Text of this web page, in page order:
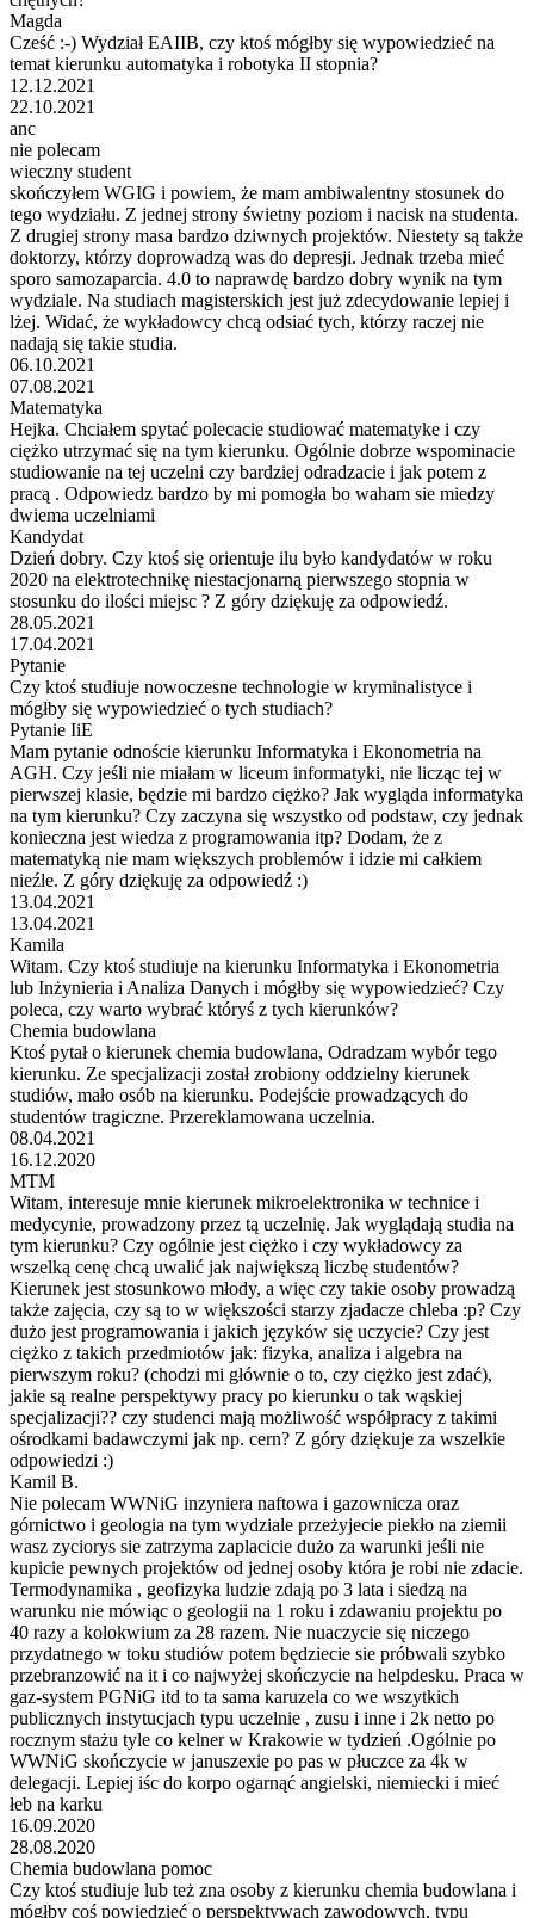
Magda
Cześć :-) Wydział EAIIB, czy ktoś mógłby się wypowiedzieć na
temat kierunku automatyka i robotyka II stopnia?
12.12.2021
22.10.2021
anc
nie polecam
wieczny student
skończyłem WGIG i powiem, że mam ambiwalentny stosunek do
tego wydziału. Z jednej strony świetny poziom i nacisk na studenta.
Z drugiej strony masa bardzo dziwnych projektów. Niestety są także
doktorzy, którzy doprowadzą was do depresji. Jednak trzeba mieć
sporo samozaparcia. 4.0 to naprawdę bardzo dobry wynik na tym
wydziale. Na studiach magisterskich jest już zdecydowanie lepiej i
lżej. Widać, że wykładowcy chcą odsiać tych, którzy raczej nie
nadają się takie studia.
06.10.2021
07.08.2021
Matematyka
Hejka. Chciałem spytać polecacie studiować matematyke i czy
ciężko utrzymać się na tym kierunku. Ogólnie dobrze wspominacie
studiowanie na tej uczelni czy bardziej odradzacie i jak potem z
pracą . Odpowiedz bardzo by mi pomogła bo waham sie miedzy
dwiema uczelniami
Kandydat
Dzień dobry. Czy ktoś się orientuje ilu było kandydatów w roku
2020 na elektrotechnikę niestacjonarną pierwszego stopnia w
stosunku do ilości miejsc ? Z góry dziękuję za odpowiedź.
28.05.2021
17.04.2021
Pytanie
Czy ktoś studiuje nowoczesne technologie w kryminalistyce i
mógłby się wypowiedzieć o tych studiach?
Pytanie IiE
Mam pytanie odnoście kierunku Informatyka i Ekonometria na
AGH. Czy jeśli nie miałam w liceum informatyki, nie licząc tej w
pierwszej klasie, będzie mi bardzo ciężko? Jak wygląda informatyka
na tym kierunku? Czy zaczyna się wszystko od podstaw, czy jednak
konieczna jest wiedza z programowania itp? Dodam, że z
matematyką nie mam większych problemów i idzie mi całkiem
nieźle. Z góry dziękuję za odpowiedź :)
13.04.2021
13.04.2021
Kamila
Witam. Czy ktoś studiuje na kierunku Informatyka i Ekonometria
lub Inżynieria i Analiza Danych i mógłby się wypowiedzieć? Czy
poleca, czy warto wybrać któryś z tych kierunków?
Chemia budowlana
Ktoś pytał o kierunek chemia budowlana, Odradzam wybór tego
kierunku. Ze specjalizacji został zrobiony oddzielny kierunek
studiów, mało osób na kierunku. Podejście prowadzących do
studentów tragiczne. Przereklamowana uczelnia.
08.04.2021
16.12.2020
MTM
Witam, interesuje mnie kierunek mikroelektronika w technice i
medycynie, prowadzony przez tą uczelnię. Jak wyglądają studia na
tym kierunku? Czy ogólnie jest ciężko i czy wykładowcy za
wszelką cenę chcą uwalić jak największą liczbę studentów?
Kierunek jest stosunkowo młody, a więc czy takie osoby prowadzą
także zajęcia, czy są to w większości starzy zjadacze chleba :p? Czy
dużo jest programowania i jakich języków się uczycie? Czy jest
ciężko z takich przedmiotów jak: fizyka, analiza i algebra na
pierwszym roku? (chodzi mi głównie o to, czy ciężko jest zdać),
jakie są realne perspektywy pracy po kierunku o tak wąskiej
specjalizacji?? czy studenci mają możliwość współpracy z takimi
ośrodkami badawczymi jak np. cern? Z góry dziękuje za wszelkie
odpowiedzi :)
Kamil B.
Nie polecam WWNiG inzyniera naftowa i gazownicza oraz
górnictwo i geologia na tym wydziale przeżyjecie piekło na ziemii
wasz zyciorys sie zatrzyma zaplacicie dużo za warunki jeśli nie
kupicie pewnych projektów od jednej osoby która je robi nie zdacie.
Termodynamika , geofizyka ludzie zdają po 3 lata i siedzą na
warunku nie mówiąc o geologii na 1 roku i zdawaniu projektu po
40 razy a kolokwium za 28 razem. Nie nuaczycie się niczego
przydatnego w toku studiów potem będziecie sie próbwali szybko
przebranzowić na it i co najwyżej skończycie na helpdesku. Praca w
gaz-system PGNiG itd to ta sama karuzela co we wszytkich
publicznych instytucjach typu uczelnie , zusu i inne i 2k netto po
rocznym stażu tyle co kelner w Krakowie w tydzień .Ogólnie po
WWNiG skończycie w januszexie po pas w płuczce za 4k w
delegacji. Lepiej iśc do korpo ogarnąć angielski, niemiecki i mieć
łeb na karku
16.09.2020
28.08.2020
Chemia budowlana pomoc
Czy ktoś studiuje lub też zna osoby z kierunku chemia budowlana i
mógłby coś powiedzieć o perspektywach zawodowych, typu